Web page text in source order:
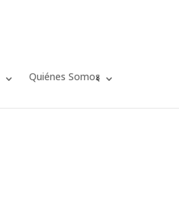
Quiénes Somos